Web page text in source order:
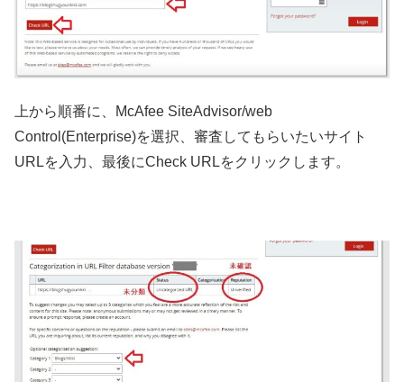
上から順番に、McAfee SiteAdvisor/web
Control(Enterprise)を選択、審査してもらいたいサイト
URLを入力、最後にCheck URLをクリックします。